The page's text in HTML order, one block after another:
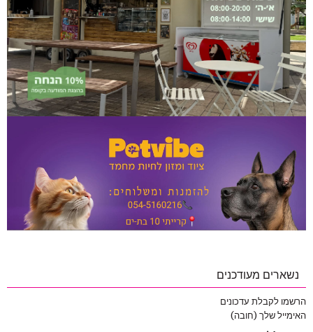
נשארים מעודכנים
הרשמו לקבלת עדכונים
האימייל שלך (חובה)